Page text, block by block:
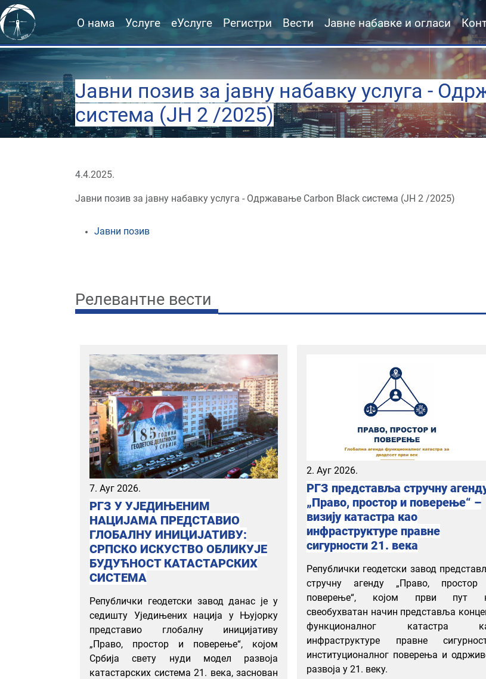
О нама Услуге еУслуге Регистри Вести Јавне набавке и огласи
Јавни позив за јавну набавку услуга -
система (JН 2 /2025)
4.4.2025.
Јавни позив за јавну набавку услуга - Одржавање Carbon Black система (JН 2 /2025)
Јавни позив
Релевантне вести
7. Ауг 2026.
РГЗ У УЈЕДИЊЕНИМ
НАЦИЈАМА ПРЕДСТАВИО
ГЛОБАЛНУ ИНИЦИЈАТИВУ:
СРПСКО ИСКУСТВО ОБЛИКУЈЕ
БУДУЋНОСТ КАТАСТАРСКИХ
СИСТЕМА
Републички геодетски завод данас је у
седишту Уједињених нација у Њујорку
представио глобалну иницијативу
„Право, простор и поверење“, којом
Србија свету нуди модел развоја
катастарских система 21. века, заснован
2. Ауг 2026.
РГЗ представља стручну
„Право, простор и поверење“ –
визију катастра као
инфраструктуре правне
сигурности 21. века
Републички геодетски завод
стручну агенду „Право,
поверење“, којом први пут
свеобухватан начин представља
функционалног катастра
инфраструктуре правне
институционалног поверења и
развоја у 21. веку.